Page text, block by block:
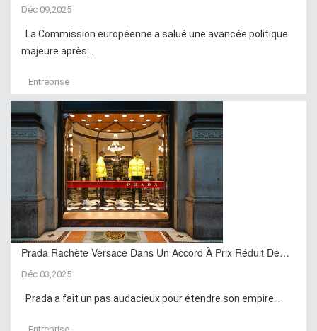
Déc 09,2025
La Commission européenne a salué une avancée politique
majeure après...
Entreprise
Prada Rachète Versace Dans Un Accord À Prix Réduit De…
Déc 03,2025
Prada a fait un pas audacieux pour étendre son empire...